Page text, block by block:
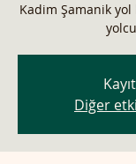
Kadim Şamanik yol
Diğer